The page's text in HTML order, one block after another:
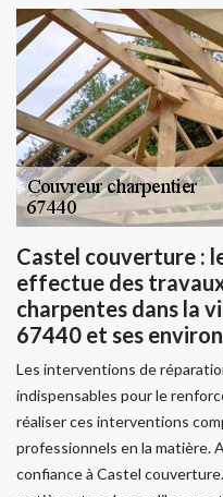
Castel couverture :
effectue des
charpentes dans la
67440 et ses
Les interventions de
indispensables pour le
réaliser ces interventions
professionnels en la matière.
confiance à Castel